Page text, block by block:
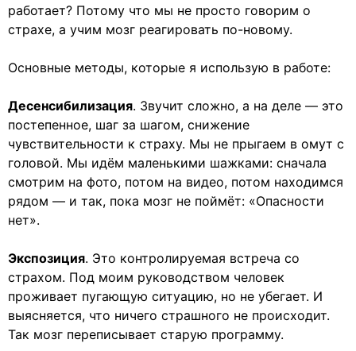
работает? Потому что мы не просто говорим о
страхе, а учим мозг реагировать по-новому.
Основные методы, которые я использую в работе:
Десенсибилизация. Звучит сложно, а на деле — это
постепенное, шаг за шагом, снижение
чувствительности к страху. Мы не прыгаем в омут с
головой. Мы идём маленькими шажками: сначала
смотрим на фото, потом на видео, потом находимся
рядом — и так, пока мозг не поймёт: «Опасности
нет».
Экспозиция. Это контролируемая встреча со
страхом. Под моим руководством человек
проживает пугающую ситуацию, но не убегает. И
выясняется, что ничего страшного не происходит.
Так мозг переписывает старую программу.